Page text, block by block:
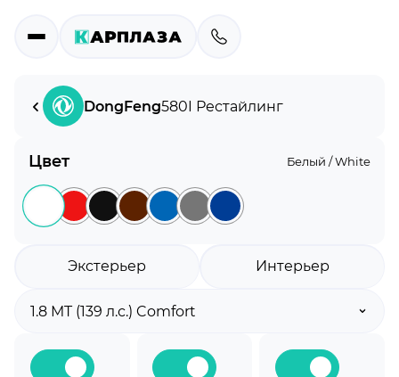
DongFeng580I Рестайлинг
Цвет Белый / White
Экстерьер Интерьер